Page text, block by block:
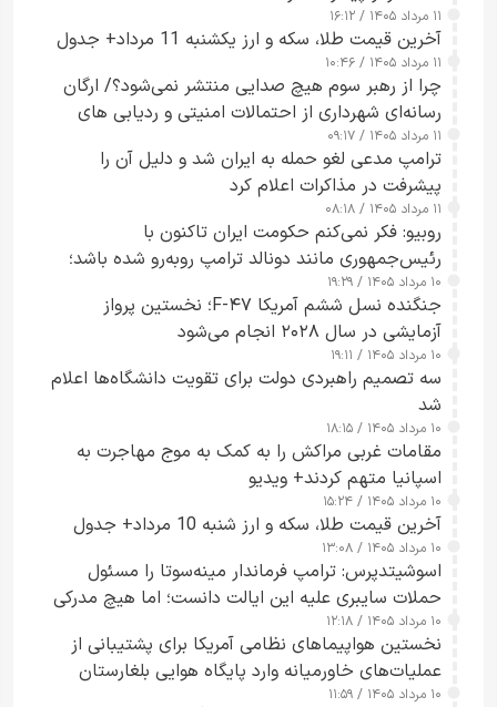
۱۱ مرداد ۱۴۰۵ / ۱۶:۱۲
آخرین قیمت طلا، سکه و ارز یکشنبه 11 مرداد+ جدول
۱۱ مرداد ۱۴۰۵ / ۱۰:۴۶
چرا از رهبر سوم هیچ صدایی منتشر نمی‌شود؟/ ارگان
رسانه‌ای شهرداری از احتمالات امنیتی و ردیابی های
جاسوسی گفت
۱۱ مرداد ۱۴۰۵ / ۰۹:۱۷
ترامپ مدعی لغو حمله به ایران شد و دلیل آن را
پیشرفت در مذاکرات اعلام کرد
۱۱ مرداد ۱۴۰۵ / ۰۸:۱۸
روبیو: فکر نمی‌کنم حکومت ایران تاکنون با
رئیس‌جمهوری مانند دونالد ترامپ روبه‌رو شده باشد؛
کسی که واقعاً دست به اقدام می‌زند
۱۰ مرداد ۱۴۰۵ / ۱۹:۲۹
جنگنده نسل ششم آمریکا F-۴۷؛ نخستین پرواز
آزمایشی در سال ۲۰۲۸ انجام می‌شود
۱۰ مرداد ۱۴۰۵ / ۱۹:۱۱
سه تصمیم راهبردی دولت برای تقویت دانشگاه‌ها اعلام
شد
۱۰ مرداد ۱۴۰۵ / ۱۸:۱۵
مقامات غربی مراکش را به کمک به موج مهاجرت به
اسپانیا متهم کردند+ ویدیو
۱۰ مرداد ۱۴۰۵ / ۱۵:۲۴
آخرین قیمت طلا، سکه و ارز شنبه 10 مرداد+ جدول
۱۰ مرداد ۱۴۰۵ / ۱۳:۰۸
اسوشیتدپرس: ترامپ فرماندار مینه‌سوتا را مسئول
حملات سایبری علیه این ایالت دانست؛ اما هیچ مدرکی
ارائه نکرد
۱۰ مرداد ۱۴۰۵ / ۱۲:۱۸
نخستین هواپیماهای نظامی آمریکا برای پشتیبانی از
عملیات‌های خاورمیانه وارد پایگاه هوایی بلغارستان
شدند
۱۰ مرداد ۱۴۰۵ / ۱۱:۵۹